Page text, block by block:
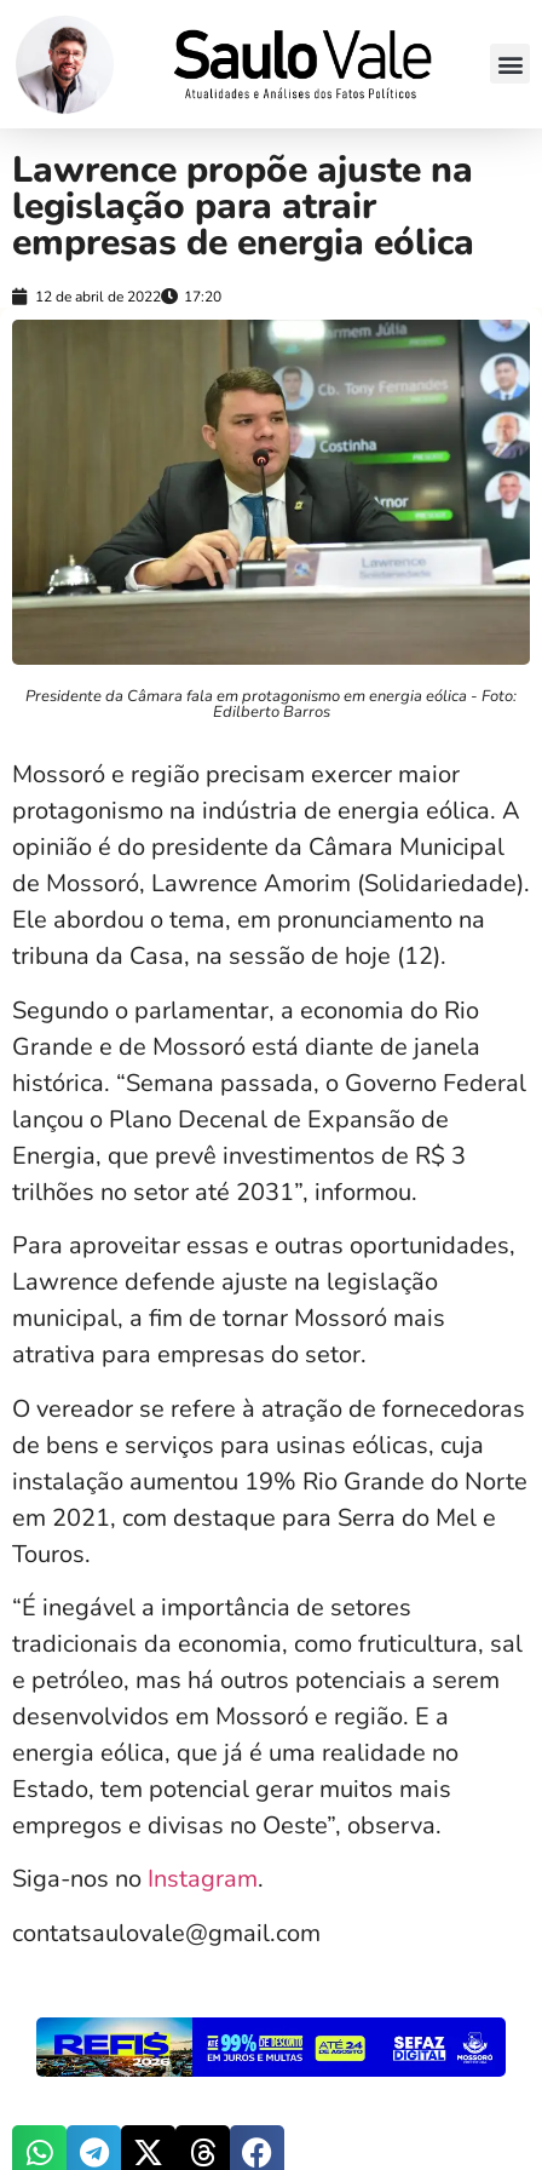
Lawrence propõe ajuste na
legislação para atrair
empresas de energia eólica
12 de abril de 2022 17:20
Presidente da Câmara fala em protagonismo em energia eólica - Foto:
Edilberto Barros
Mossoró e região precisam exercer maior
protagonismo na indústria de energia eólica. A
opinião é do presidente da Câmara Municipal
de Mossoró, Lawrence Amorim (Solidariedade).
Ele abordou o tema, em pronunciamento na
tribuna da Casa, na sessão de hoje (12).
Segundo o parlamentar, a economia do Rio
Grande e de Mossoró está diante de janela
histórica. “Semana passada, o Governo Federal
lançou o Plano Decenal de Expansão de
Energia, que prevê investimentos de R$ 3
trilhões no setor até 2031”, informou.
Para aproveitar essas e outras oportunidades,
Lawrence defende ajuste na legislação
municipal, a fim de tornar Mossoró mais
atrativa para empresas do setor.
O vereador se refere à atração de fornecedoras
de bens e serviços para usinas eólicas, cuja
instalação aumentou 19% Rio Grande do Norte
em 2021, com destaque para Serra do Mel e
Touros.
“É inegável a importância de setores
tradicionais da economia, como fruticultura, sal
e petróleo, mas há outros potenciais a serem
desenvolvidos em Mossoró e região. E a
energia eólica, que já é uma realidade no
Estado, tem potencial gerar muitos mais
empregos e divisas no Oeste”, observa.
Siga-nos no Instagram.
contatsaulovale@gmail.com